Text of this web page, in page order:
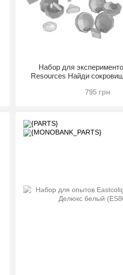
Набор для
Resources Найди
795 грн